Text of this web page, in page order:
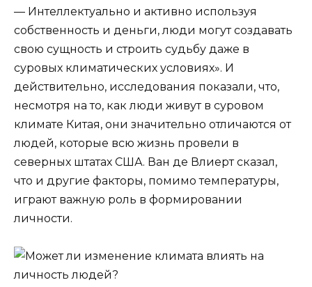
— Интеллектуально и активно используя
собственность и деньги, люди могут создавать
свою сущность и строить судьбу даже в
суровых климатических условиях». И
действительно, исследования показали, что,
несмотря на то, как люди живут в суровом
климате Китая, они значительно отличаются от
людей, которые всю жизнь провели в
северных штатах США. Ван де Влиерт сказал,
что и другие факторы, помимо температуры,
играют важную роль в формировании
личности.